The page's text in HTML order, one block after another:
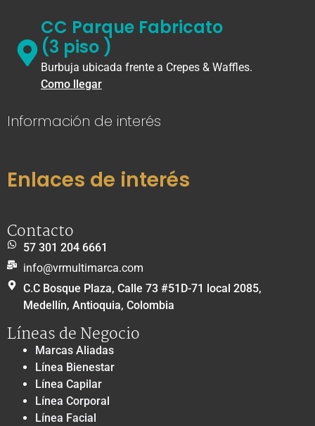
CC Parque Fabricato
(3 piso )
Burbuja ubicada frente a Crepes & Waffles.
Como llegar
Información de interés
Enlaces de interés
Contacto
57 301 204 6661
info@vrmultimarca.com
C.C Bosque Plaza, Calle 73 #51D-71 local 2085,
Medellín, Antioquia, Colombia
Líneas de Negocio
Marcas Aliadas
Línea Bienestar
Línea Capilar
Línea Corporal
Línea Facial